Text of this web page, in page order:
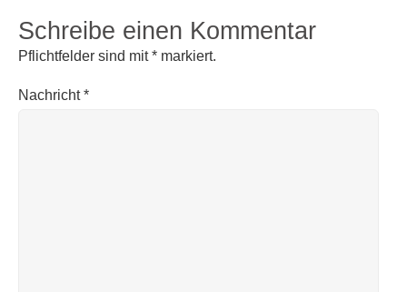
Schreibe einen Kommentar
Pflichtfelder sind mit* markiert.
Nachricht*